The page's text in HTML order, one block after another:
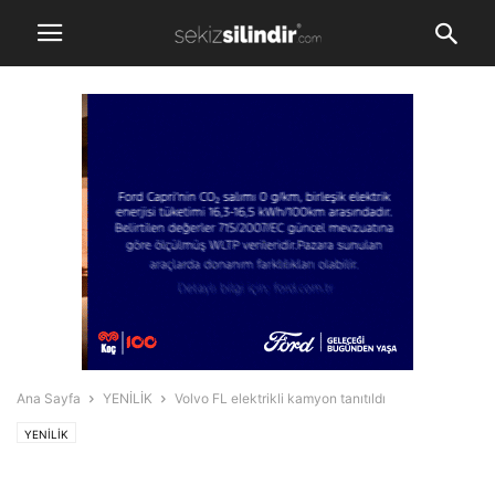
Ana Sayfa YENİLİK Volvo FL elektrikli kamyon tanıtıldı
YENİLİK